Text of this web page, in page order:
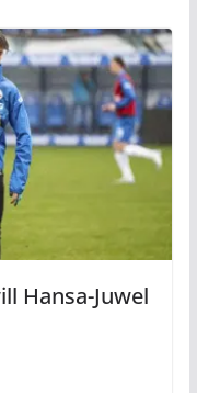
Hansa-Juwel